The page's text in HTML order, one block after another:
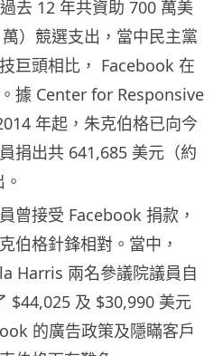
去 12 年共資助 700 萬美
）競選支出，當中民主黨
巨頭相比， Facebook 在
據 Center for Responsive
年起，朱克伯格已向今
捐出共 641,685 美元（約
曾接受 Facebook 捐款，
伯格針鋒相對。當中，
Harris 兩名參議院議員自
$44,025 及 $30,990 美元
的廣告政策及隱瞞客戶